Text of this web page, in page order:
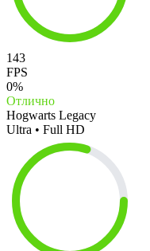
143
FPS
0%
Отлично
Hogwarts Legacy
Ultra • Full HD